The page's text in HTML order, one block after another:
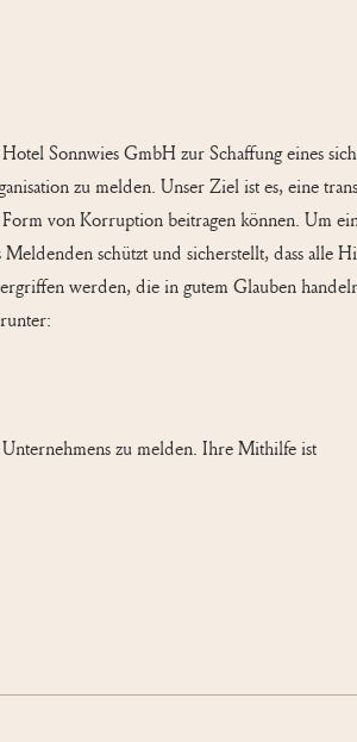
Sonnwies GmbH zur Schaffung eines
zu melden. Unser Ziel ist es, eine
von Korruption beitragen können. Um
schützt und sicherstellt, dass alle
werden, die in gutem Glauben
zu melden. Ihre Mithilfe ist